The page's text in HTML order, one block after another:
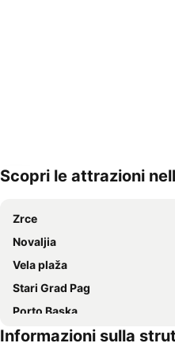
Espandi mappa
Scopri le attrazioni
Zrce
Novaljia
Vela plaža
Stari Grad Pag
Porto Baska
Artatore
Informazioni sulla